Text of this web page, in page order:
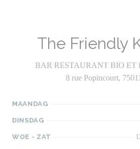
The Friendly
BAR RESTAURANT BIO ET
8 rue Popincourt,
MAANDAG
DINSDAG
WOE - ZAT